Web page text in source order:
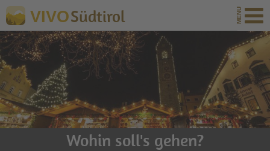
VIVOSüdtirol
Wohin soll's gehen?